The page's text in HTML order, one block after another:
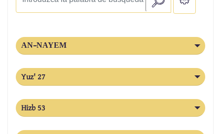
AN-NAYEM
Yuz' 27
Hizb 53